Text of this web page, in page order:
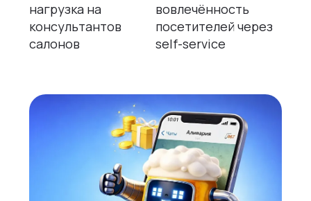
нагрузка на
консультантов
салонов
вовлечённость
посетителей через
self-service